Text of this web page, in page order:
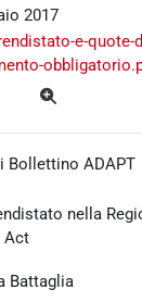
2017
e-quote-
Bollettino ADAPT
nella
Act
Battaglia